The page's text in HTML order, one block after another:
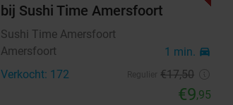
bij Sushi Time Amersfoort
Sushi Time Amersfoort
Amersfoort
1 min. directions_car
Verkocht: 172 €17,50
€9,95
28
Ma
Di Wo Za Zo